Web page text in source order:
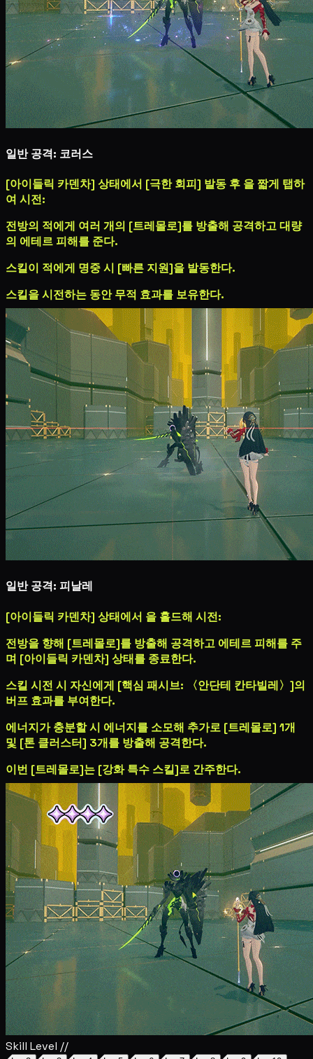
일반 공격: 코러스
[아이들릭 카덴차] 상태에서 [극한 회피] 발동 후 을 짧게 탭하
여 시전:
전방의 적에게 여러 개의 [트레몰로]를 방출해 공격하고 대량
의 에테르 피해를 준다.
스킬이 적에게 명중 시 [빠른 지원]을 발동한다.
스킬을 시전하는 동안 무적 효과를 보유한다.
일반 공격: 피날레
[아이들릭 카덴차] 상태에서 을 홀드해 시전:
전방을 향해 [트레몰로]를 방출해 공격하고 에테르 피해를 주
며 [아이들릭 카덴차] 상태를 종료한다.
스킬 시전 시 자신에게 [핵심 패시브: 〈안단테 칸타빌레〉]의
버프 효과를 부여한다.
에너지가 충분할 시 에너지를 소모해 추가로 [트레몰로] 1개
및 [톤 클러스터] 3개를 방출해 공격한다.
이번 [트레몰로]는 [강화 특수 스킬]로 간주한다.
Skill Level //